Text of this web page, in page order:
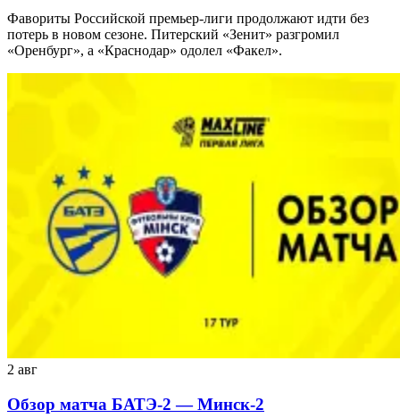
Фавориты Российской премьер-лиги продолжают идти без
потерь в новом сезоне. Питерский «Зенит» разгромил
«Оренбург», а «Краснодар» одолел «Факел».
2 авг
Обзор матча БАТЭ-2 — Минск-2